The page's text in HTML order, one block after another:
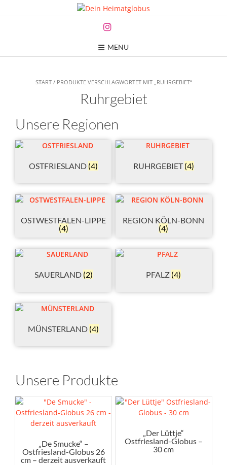
MENU
START / PRODUKTE VERSCHLAGWORTET MIT „RUHRGEBIET“
Ruhrgebiet
Unsere Regionen
OSTFRIESLAND (4) RUHRGEBIET(4)
OSTWESTFALEN-LIPPE
(4)
REGION KÖLN-BONN
(4)
SAUERLAND (2) PFALZ (4)
MÜNSTERLAND (4)
Unsere Produkte
„De Smucke“ –
Ostfriesland-Globus 26
cm – derzeit ausverkauft
„Der Lüttje“
Ostfriesland-Globus –
30 cm